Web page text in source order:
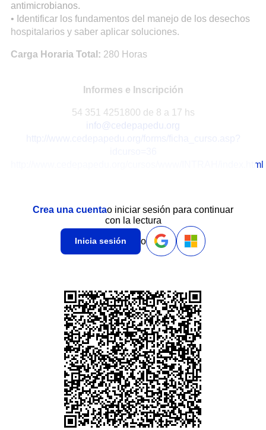
antimicrobianos.
• Identificar los fundamentos del manejo de los desechos
hospitalarios y saber aplicar soluciones.
Carga Horaria Total: 280 Horas
Informes e Inscripción
54 351 4251800 de 8 a 17 hs
info@cedepapedu.org
http://www.cedepapedu.org/cursos/www/INTRAH/index.html
Crea una cuentao iniciar sesión para continuar
con la lectura
Inicia sesión o